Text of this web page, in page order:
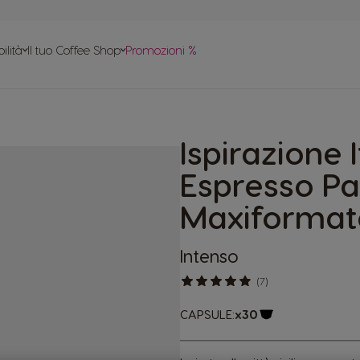
Il tuo Coffee Shop Promozioni %
Ispirazione
Espresso
Intenso
(7)
CAPSULE:x30